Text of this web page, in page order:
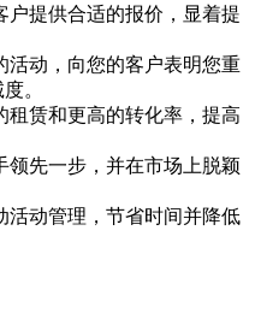
户提供合适的报价，显着提
活动，向您的客户表明您重
。
租赁和更高的转化率，提高
领先一步，并在市场上脱颖
活动管理，节省时间并降低